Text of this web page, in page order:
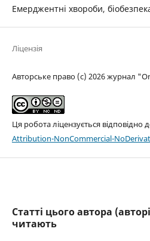
Емерджентні хвороби,
Ліцензія
Авторське право (c) 2026 журнал
Ця робота ліцензується відповідно
Attribution-NonCommercial-
Статті цього автора
читають